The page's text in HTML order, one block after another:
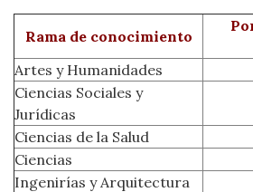
Rama de conocimiento
Artes y Humanidades
Ciencias Sociales y
Jurídicas
Ciencias de la Salud
Ciencias
Ingenirías y Arquitectura